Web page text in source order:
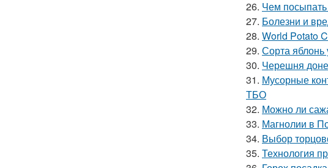
26. Чем
27. Болезни и
28. World Potato
29. Сорта
30. Черешня
31. Мусорные
ТБО
32. Можно ли
33. Магнолии в
34. Выбор
35. Технология